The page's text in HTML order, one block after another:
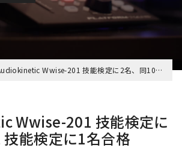
Wwise-201 技能検定に2名、同101 技能検定に1名合格
Wwise-201 技能検定に
能検定に1名合格